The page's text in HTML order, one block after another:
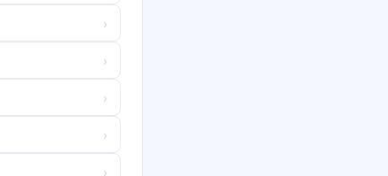
›
›
›
›
›